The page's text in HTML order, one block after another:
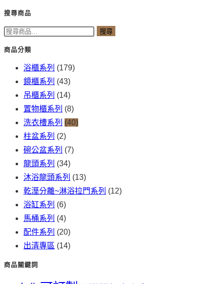
搜尋商品
搜
尋
搜尋
商品分類
浴櫃系列 (179)
鏡櫃系列 (43)
吊櫃系列 (14)
置物櫃系列 (8)
洗衣槽系列 (40)
柱盆系列 (2)
碗公盆系列 (7)
龍頭系列 (34)
沐浴龍頭系列 (13)
乾溼分離~淋浴拉門系列 (12)
浴缸系列 (6)
馬桶系列 (4)
配件系列 (20)
出清專區 (14)
商品關鍵詞